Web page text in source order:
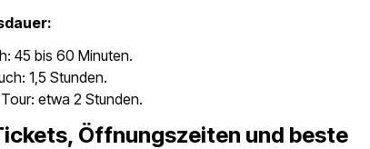
45 bis 60 Minuten.
1,5 Stunden.
etwa 2 Stunden.
Öffnungszeiten und beste